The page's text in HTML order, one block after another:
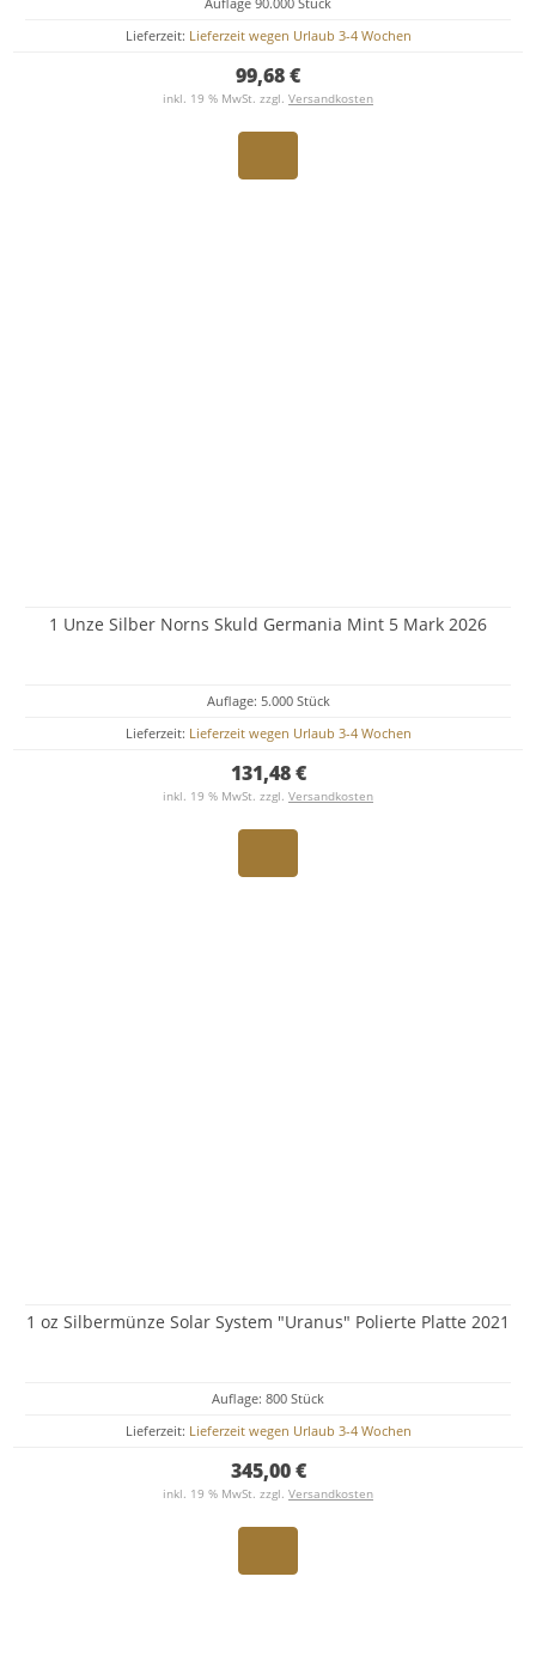
Lieferzeit: Lieferzeit wegen Urlaub 3-4 Wochen
99,68 €
inkl. 19 % MwSt. zzgl. Versandkosten
1 Unze Silber Norns Skuld Germania Mint 5 Mark 2026
Auflage: 5.000 Stück
Lieferzeit: Lieferzeit wegen Urlaub 3-4 Wochen
131,48 €
inkl. 19 % MwSt. zzgl. Versandkosten
1 oz Silbermünze Solar System "Uranus" Polierte Platte 2021
Auflage: 800 Stück
Lieferzeit: Lieferzeit wegen Urlaub 3-4 Wochen
345,00 €
inkl. 19 % MwSt. zzgl. Versandkosten